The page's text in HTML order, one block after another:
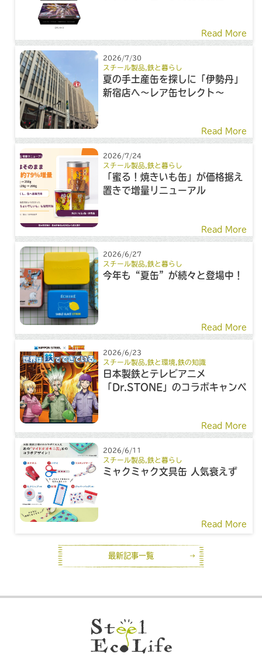
Read More
2026/7/30
スチール製品 ,鉄と暮らし
夏の手土産缶を探しに「伊勢丹」
新宿店へ～レア缶セレクト～
Read More
2026/7/24
スチール製品,鉄と暮らし
「蜜る！焼きいも缶」が価格据え
置きで増量リニューアル
Read More
2026/6/27
スチール製品 ,鉄と暮らし
今年も“夏缶”が続々と登場中！
Read More
2026/6/23
スチール製品 ,鉄と環境 ,鉄の知識
日本製鉄とテレビアニメ
「Dr.STONE」のコラボキャンペ
Read More
2026/6/11
スチール製品 ,鉄と暮らし
ミャクミャク文具缶 人気衰えず
Read More
最新記事一覧